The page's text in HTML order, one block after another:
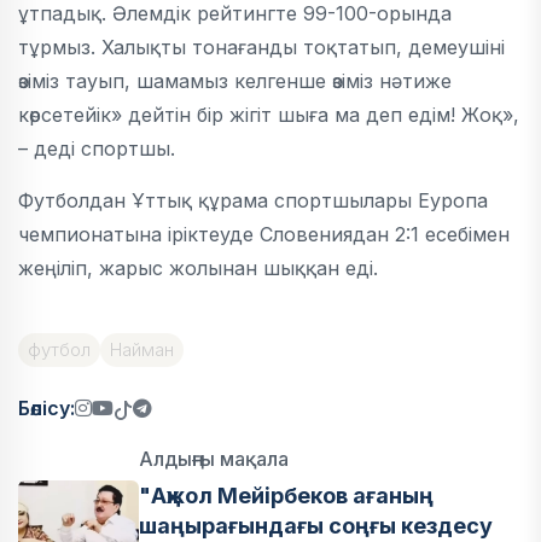
ұтпадық. Әлемдік рейтингте 99-100-орында
тұрмыз. Халықты тонағанды тоқтатып, демеушіні
өзіміз тауып, шамамыз келгенше өзіміз нәтиже
көрсетейік» дейтін бір жігіт шыға ма деп едім! Жоқ»,
– деді спортшы.
Футболдан Ұттық құрама спортшылары Еуропа
чемпионатына іріктеуде Словениядан 2:1 есебімен
жеңіліп, жарыс жолынан шыққан еді.
футбол Найман
Бөлісу:
Алдыңғы мақала
"Ақжол Мейірбеков ағаның
шаңырағындағы соңғы кездесу